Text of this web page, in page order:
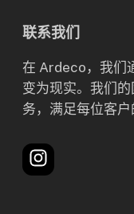
联系我们
在 Ardeco，我们
变为现实。我们
务，满足每位客户
Instagram